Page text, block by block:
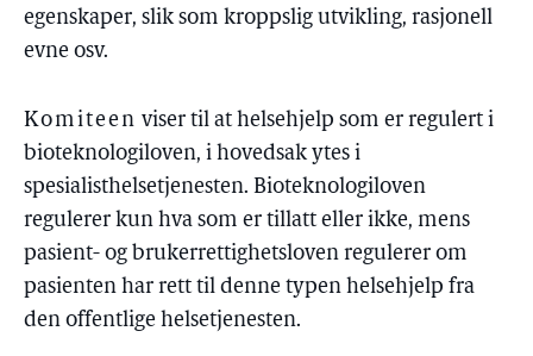
egenskaper, slik som kroppslig utvikling, rasjonell
evne osv.
Komiteen viser til at helsehjelp som er regulert i
bioteknologiloven, i hovedsak ytes i
spesialisthelsetjenesten. Bioteknologiloven
regulerer kun hva som er tillatt eller ikke, mens
pasient- og brukerrettighetsloven regulerer om
pasienten har rett til denne typen helsehjelp fra
den offentlige helsetjenesten.